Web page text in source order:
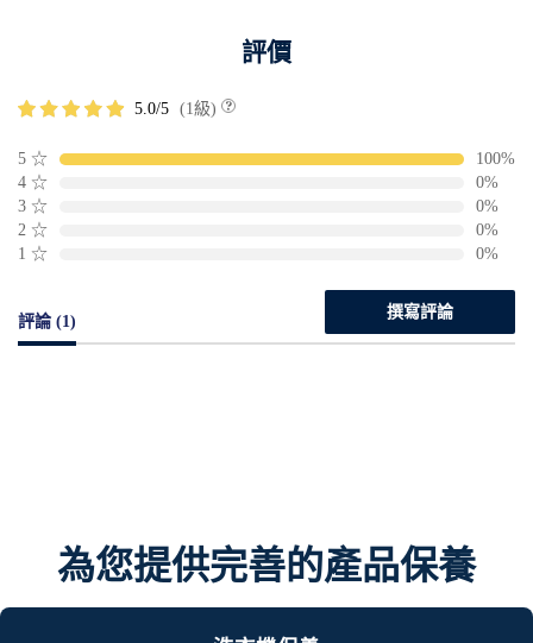
評價
5.0/5 (1級)
5 ☆
100%
4 ☆
0%
3 ☆
0%
2 ☆
0%
1 ☆ 0%
評論 (1)
撰寫評論
為您提供完善的產品保養